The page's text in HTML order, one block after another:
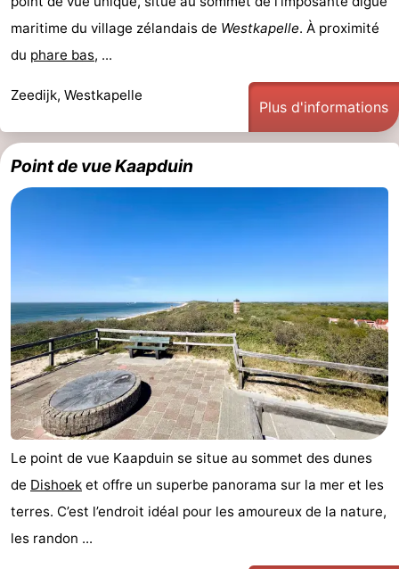
Haamstede
Nature
Walcheren
Oranjezon
Oostkapelle
-
Mantelingen
Westkapelle
Nature
Walcherse
bos
-
Dishoek
-
Vlissingen
-
Vlaanderen
-
maritime du village zélandais de Westkapelle. À proximité
du phare bas, ...
Zeedijk, Westkapelle
Plus d'informations
Point de vue Kaapduin
Le point de vue Kaapduin se situe au sommet des dunes
de Dishoek et offre un superbe panorama sur la mer et les
terres. C’est l’endroit idéal pour les amoureux de la nature,
les randon ...